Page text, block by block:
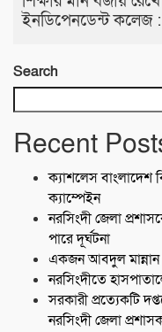
ইনডিপেনডেন্ট কলেজ
Search
Recent
ক্যাশলেস বাংলাদেশ
ক্যাম্পেইন
নরসিংদী জেলা
পারে দূর্ঘটনা
একজন আবদুল
নরসিংদীতে
সরকারী প্রত্যেকটি
নরসিংদী জেলা